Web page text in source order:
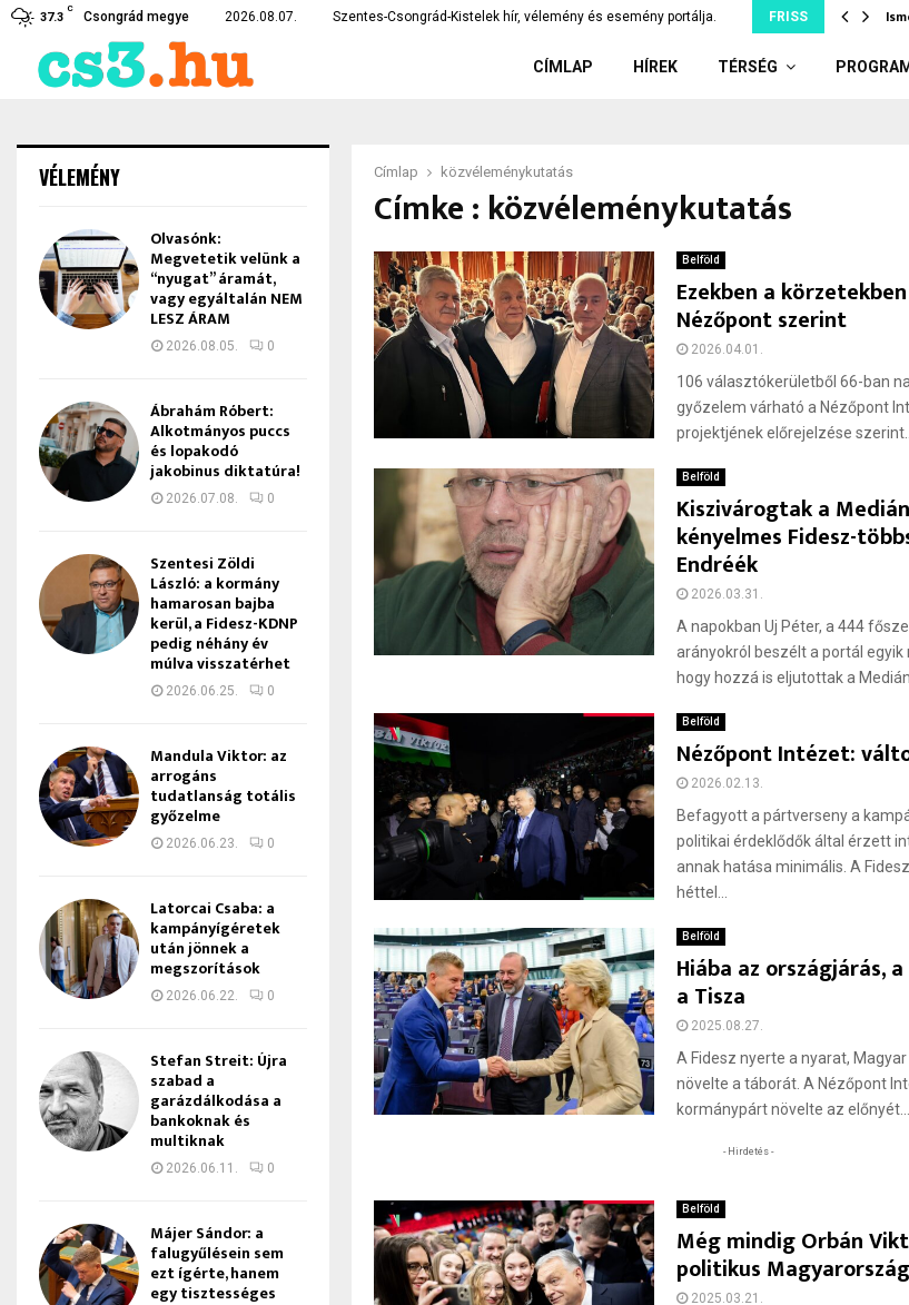
37.3
C
Csongrád megye 2026.08.07. Szentes-Csongrád-Kistelek hír, vélemény és esemény portálja. FRISS
Czirbus Gábor: Nem hagyhatjuk szó nélkül, ami…
CÍMLAP HÍREK TÉRSÉG
Címlap közvéleménykutatás
Címke : közvéleménykutatás
Belföld
Ezekben a
Nézőpont szerint
2026.04.01.
106 választókerületből 66-ban
győzelem várható a Nézőpont
projektjének előrejelzése szerint....
Belföld
Kiszivárogtak a
kényelmes Fidesz-
Endréék
2026.03.31.
A napokban Uj Péter, a 444
arányokról beszélt a portál
hogy hozzá is eljutottak a Medián
Belföld
Nézőpont Intézet:
2026.02.13.
Befagyott a pártverseny a
politikai érdeklődők által érzett
annak hatása minimális. A
héttel...
Belföld
Hiába az országjárás,
a Tisza
2025.08.27.
A Fidesz nyerte a nyarat,
növelte a táborát. A Nézőpont
kormánypárt növelte az előnyét....
- Hirdetés -
Belföld
Még mindig Orbán
politikus
2025.03.21.
VÉLEMÉNY
Olvasónk:
Megvetetik velünk a
“nyugat” áramát,
vagy egyáltalán NEM
LESZ ÁRAM
2026.08.05. 0
Ábrahám Róbert:
Alkotmányos puccs
és lopakodó
jakobinus diktatúra!
2026.07.08. 0
Szentesi Zöldi
László: a kormány
hamarosan bajba
kerül, a Fidesz-KDNP
pedig néhány év
múlva visszatérhet
2026.06.25. 0
Mandula Viktor: az
arrogáns
tudatlanság totális
győzelme
2026.06.23. 0
Latorcai Csaba: a
kampányígéretek
után jönnek a
megszorítások
2026.06.22. 0
Stefan Streit: Újra
szabad a
garázdálkodása a
bankoknak és
multiknak
2026.06.11. 0
Májer Sándor: a
falugyűlésein sem
ezt ígérte, hanem
egy tisztességes